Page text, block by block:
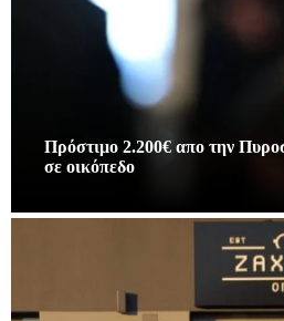
Πρόστιμο 2.200€ απο την
σε οικόπεδο